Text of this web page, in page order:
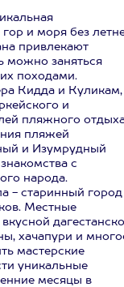
и моря без
привлекают
можно заняться
походами.
Кидда и Куликам,
и
пляжного
пляжей
и Изумрудный
с
народа.
- старинный город
Местные
хачапури и
мастерские
уникальные
месяцы в